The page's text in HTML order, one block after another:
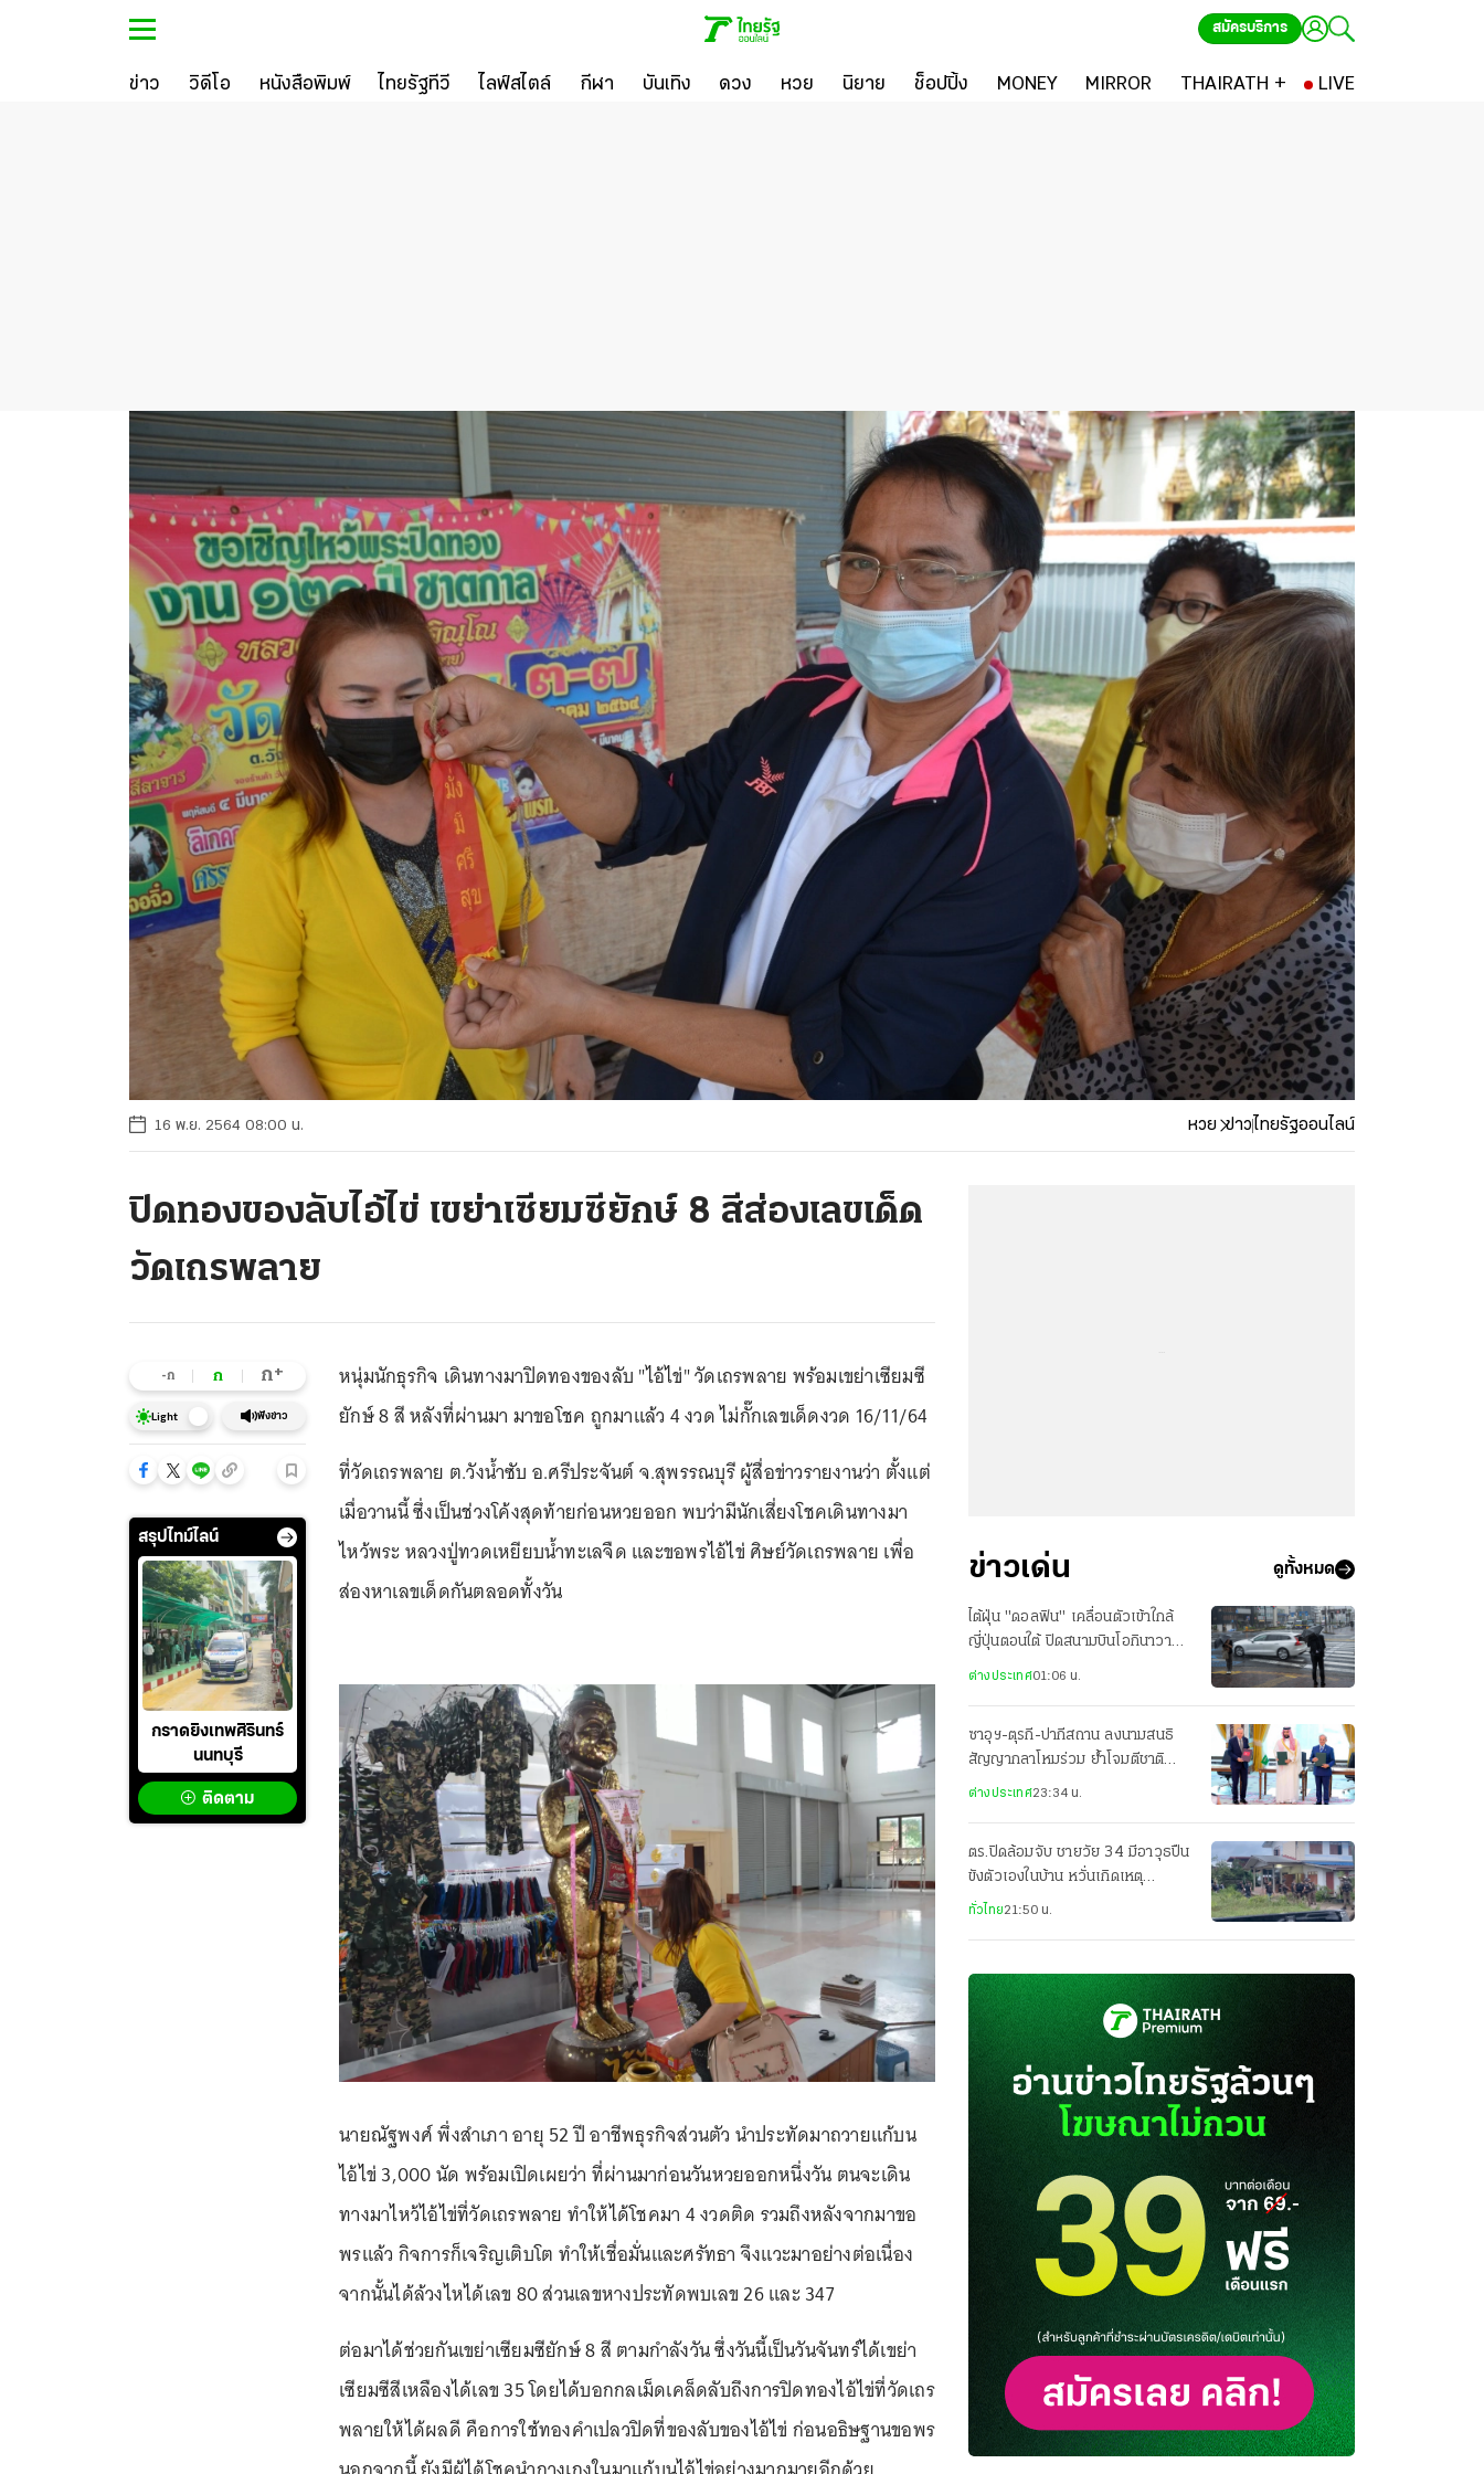
สมัครบริการ
ข่าว วิดีโอ หนังสือพิมพ์ ไทยรัฐทีวี ไลฟ์สไตล์ กีฬา บันเทิง ดวง หวย นิยาย ช็อปปิ้ง MONEY MIRROR THAIRATH + LIVE
16 พ.ย. 2564 08:00 น. หวย ข่าวไทยรัฐออนไลน์
ปิดทองของลับไอ้ไข่ เขย่าเซียมซียักษ์ 8 สีส่องเลขเด็ด
วัดเถรพลาย
-ก ก ก+
Light ฟังข่าว
สรุปไทม์ไลน์
กราดยิงเทพศิรินทร์
นนทบุรี
ติดตาม
หนุ่มนักธุรกิจ เดินทางมาปิดทองของลับ "ไอ้ไข่" วัดเถรพลาย พร้อมเขย่าเซียมซี
ยักษ์ 8 สี หลังที่ผ่านมา มาขอโชค ถูกมาแล้ว 4 งวด ไม่กั๊กเลขเด็ดงวด 16/11/64
ที่วัดเถรพลาย ต.วังน้ำซับ อ.ศรีประจันต์ จ.สุพรรณบุรี ผู้สื่อข่าวรายงานว่า ตั้งแต่
เมื่อวานนี้ ซึ่งเป็นช่วงโค้งสุดท้ายก่อนหวยออก พบว่ามีนักเสี่ยงโชคเดินทางมา
ไหว้พระ หลวงปู่ทวดเหยียบน้ำทะเลจืด และขอพรไอ้ไข่ ศิษย์วัดเถรพลาย เพื่อ
ส่องหาเลขเด็ดกันตลอดทั้งวัน
นายณัฐพงศ์ พึ่งสำเภา อายุ 52 ปี อาชีพธุรกิจส่วนตัว นำประทัดมาถวายแก้บน
ไอ้ไข่ 3,000 นัด พร้อมเปิดเผยว่า ที่ผ่านมาก่อนวันหวยออกหนึ่งวัน ตนจะเดิน
ทางมาไหว้ไอ้ไข่ที่วัดเถรพลาย ทำให้ได้โชคมา 4 งวดติด รวมถึงหลังจากมาขอ
พรแล้ว กิจการก็เจริญเติบโต ทำให้เชื่อมั่นและศรัทธา จึงแวะมาอย่างต่อเนื่อง
จากนั้นได้ล้วงไหได้เลข 80 ส่วนเลขหางประทัดพบเลข 26 และ 347
ต่อมาได้ช่วยกันเขย่าเซียมซียักษ์ 8 สี ตามกำลังวัน ซึ่งวันนี้เป็นวันจันทร์ได้เขย่า
เซียมซีสีเหลืองได้เลข 35 โดยได้บอกกลเม็ดเคล็ดลับถึงการปิดทองไอ้ไข่ที่วัดเถร
พลายให้ได้ผลดี คือการใช้ทองคำเปลวปิดที่ของลับของไอ้ไข่ ก่อนอธิษฐานขอพร
ข่าวเด่น ดูทั้งหมด
ไต้ฝุ่น "ดอลฟิน" เคลื่อนตัวเข้าใกล้
ญี่ปุ่นตอนใต้ ปิดสนามบินโอกินาวา
อพยพประชาชน-เจ็บ 3 ราย
ต่างประเทศ01:06 น.
ซาอุฯ-ตุรกี-ปากีสถาน ลงนามสนธิ
สัญญากลาโหมร่วม ย้ำโจมตีชาติ
เดียวเท่ากับโจมตีทั้ง 3 ประเทศ
ต่างประเทศ23:34 น.
ตร.ปิดล้อมจับ ชายวัย 34 มีอาวุธปืน
ขังตัวเองในบ้าน หวั่นเกิดเหตุ
อันตราย
ทั่วไทย21:50 น.